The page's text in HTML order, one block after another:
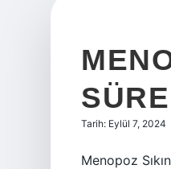
Tarih: Eylül 7, 2024
Menopoz